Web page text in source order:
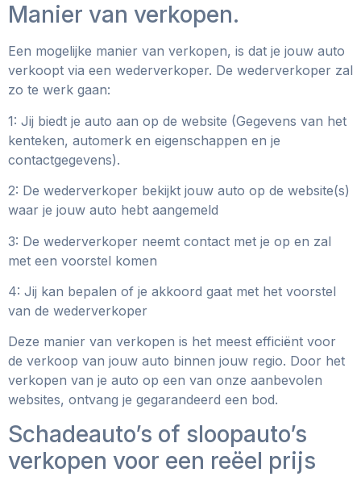
Manier van verkopen.
Een mogelijke manier van verkopen, is dat je jouw auto
verkoopt via een wederverkoper. De wederverkoper zal
zo te werk gaan:
1: Jij biedt je auto aan op de website (Gegevens van het
kenteken, automerk en eigenschappen en je
contactgegevens).
2: De wederverkoper bekijkt jouw auto op de website(s)
waar je jouw auto hebt aangemeld
3: De wederverkoper neemt contact met je op en zal
met een voorstel komen
4: Jij kan bepalen of je akkoord gaat met het voorstel
van de wederverkoper
Deze manier van verkopen is het meest efficiënt voor
de verkoop van jouw auto binnen jouw regio. Door het
verkopen van je auto op een van onze aanbevolen
websites, ontvang je gegarandeerd een bod.
Schadeauto’s of sloopauto’s
verkopen voor een reëel prijs